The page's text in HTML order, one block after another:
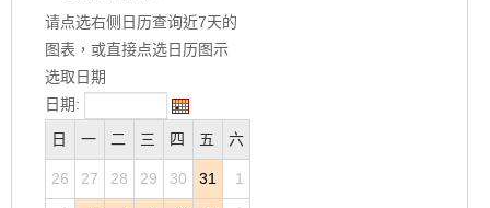
请点选右侧日历查询近7天的
图表，或直接点选日历图示
选取日期
日期:
日
一 二 三 四 五 六
26 27 28 29 30 31 1